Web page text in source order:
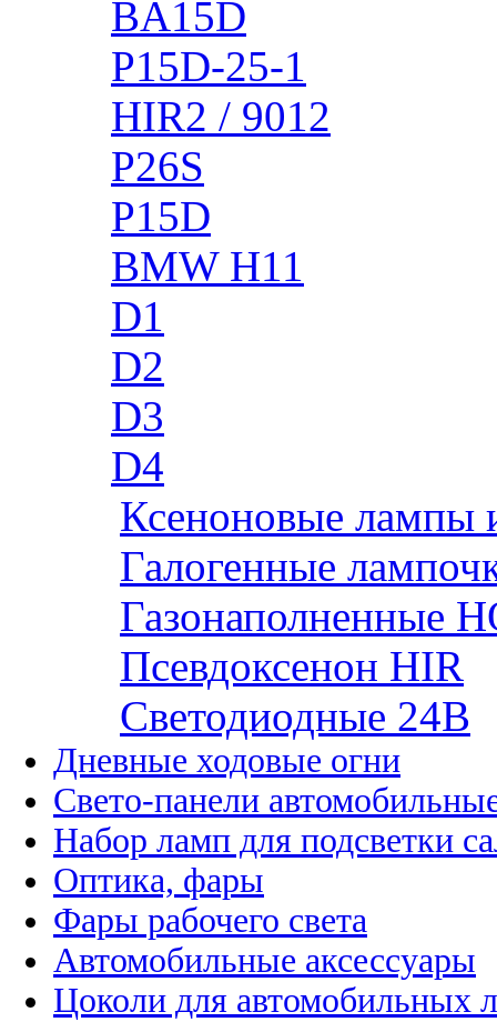
BA15D
P15D-25-1
HIR2 / 9012
P26S
P15D
BMW H11
D1
D2
D3
D4
Ксеноновые лампы
Галогенные
Газонаполненные
Псевдоксенон HIR
Cветодиодные 24B
Дневные ходовые огни
Свето-панели
Набор ламп для подсветки
Оптика, фары
Фары рабочего света
Автомобильные аксессуары
Цоколи для автомобильных